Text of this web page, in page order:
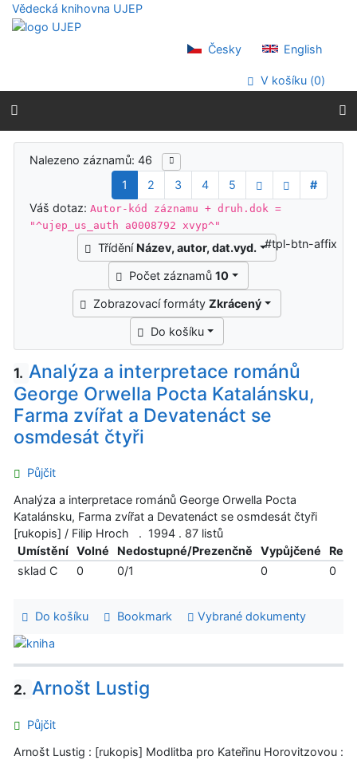
Přejít na obsah
Přejít na menu
Prohlášení o webové přístupnosti
Vědecká knihovna UJEP
Česky English
V košíku (0)
Výsledky vyhledávání
Nalezeno záznamů: 46
1
2 3 4 5
#
Váš dotaz:Autor-kód záznamu + druh.dok =
"^ujep_us_auth a0008792 xvyp^"
Třídění Název, autor, dat.vyd.
Počet záznamů 10
Zobrazovací formáty Zkrácený
Do košíku
#tpl-btn-affix
1. Analýza a interpretace románů
George Orwella Pocta Katalánsku,
Farma zvířat a Devatenáct se
osmdesát čtyři
Půjčit
Analýza a interpretace románů George Orwella Pocta
Katalánsku, Farma zvířat a Devatenáct se osmdesát čtyři
[rukopis] / Filip Hroch . 1994 . 87 listů
Umístění
Volné Nedostupné/Prezenčně Vypůjčené
sklad C
0 0/1 0 0
Do košíku Bookmark Vybrané dokumenty
2. Arnošt Lustig
Půjčit
Arnošt Lustig : [rukopis] Modlitba pro Kateřinu Horovitzovou :